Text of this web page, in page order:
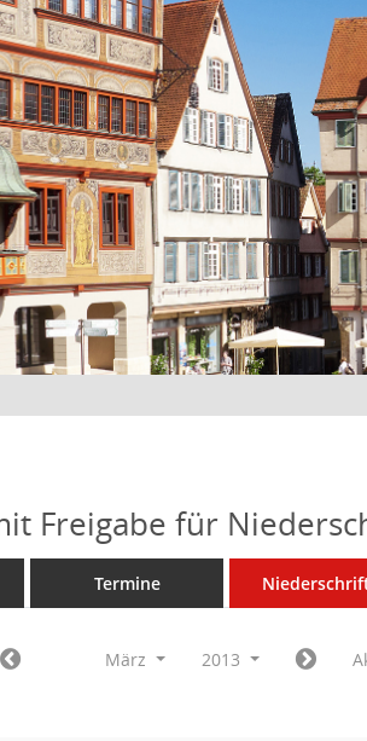
Freigabe für
Termine
März 2013